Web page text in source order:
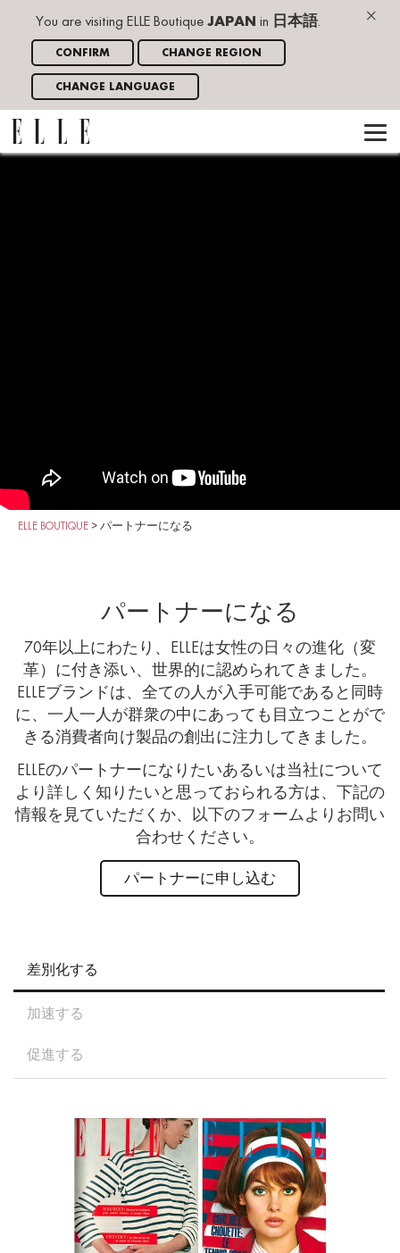
×
You are visiting ELLE Boutique JAPAN in 日本語.
CONFIRM CHANGE REGION
CHANGE LANGUAGE
ELLE BOUTIQUE > パートナーになる
パートナーになる
70年以上にわたり、ELLEは女性の日々の進化（変
革）に付き添い、世界的に認められてきました。
ELLEブランドは、全ての人が入手可能であると同時
に、一人一人が群衆の中にあっても目立つことがで
きる消費者向け製品の創出に注力してきました。
ELLEのパートナーになりたいあるいは当社について
より詳しく知りたいと思っておられる方は、下記の
情報を見ていただくか、以下のフォームよりお問い
合わせください。
パートナーに申し込む
差別化する
加速する
促進する